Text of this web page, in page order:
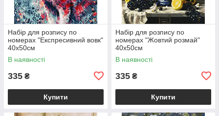
Набір для розпису по
номерах "Експресивний вовк"
40х50см
В наявності
335 ₴
Купити
Набір для розпису по
номерах "Жовтий розмай"
40х50см
В наявності
335 ₴
Купити